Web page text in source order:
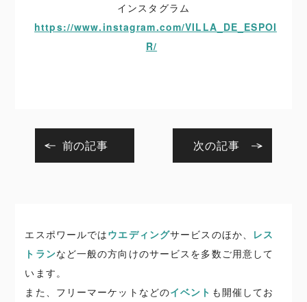
インスタグラム
https://www.instagram.com/VILLA_DE_ESPOI
R/
前の記事 次の記事
エスポワールではウエディングサービスのほか、 レス
トランなど一般の方向けのサービスを多数ご用意して
います。
また、フリーマーケットなどのイベント も開催してお